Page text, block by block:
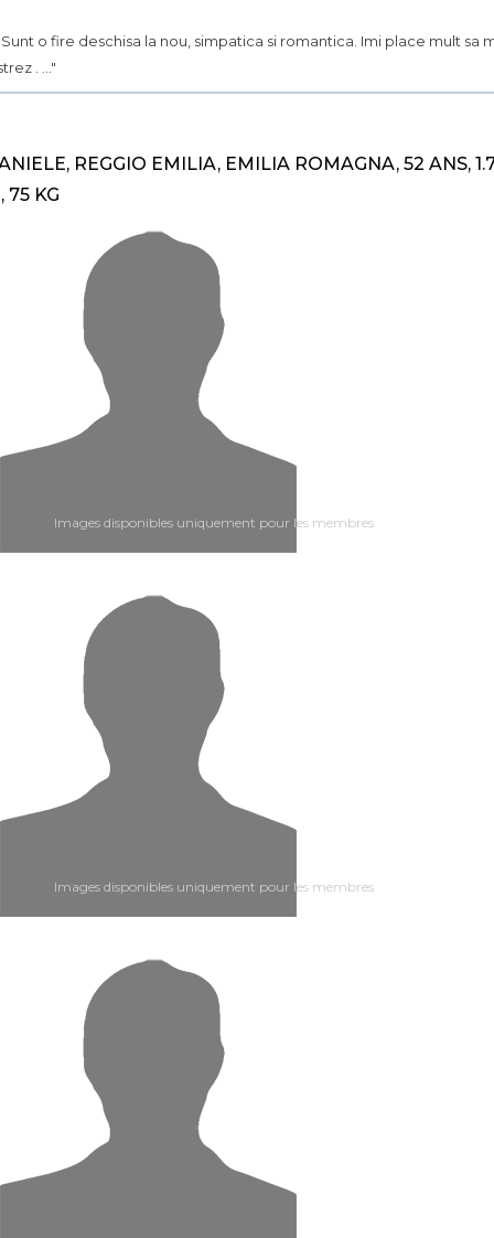
Sunt o fire deschisa la nou, simpatica si romantica. Imi place mult sa
. ..."
REGGIO EMILIA, EMILIA ROMAGNA, 52 ANS,
75 KG
Images disponibles uniquement pour les membres
Images disponibles uniquement pour les membres